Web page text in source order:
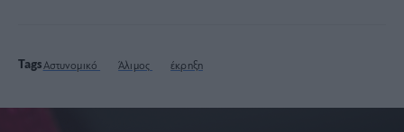
TagsΑστυνομικό Άλιμος έκρηξη